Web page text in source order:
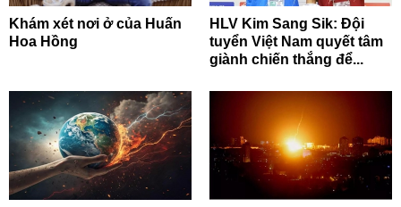
Khám xét nơi ở của Huấn
Hoa Hồng
HLV Kim Sang Sik: Đội
tuyển Việt Nam quyết tâm
giành chiến thắng để...